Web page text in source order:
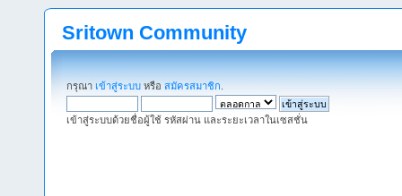
Sritown Community
กรุณา เข้าสู่ระบบ หรือ สมัครสมาชิก
เข้าสู่ระบบด้วยชื่อผู้ใช้ รหัสผ่าน และระยะเวลาในเซสชั่น